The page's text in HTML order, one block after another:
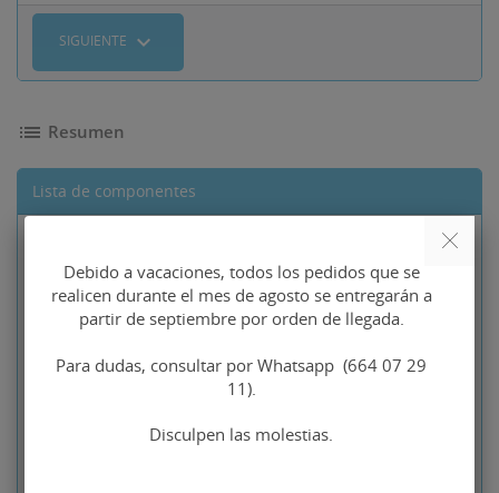
SIGUIENTE expand_more
list Resumen
Lista de componentes
muñecos plata
de ley
111,30 €
94,61 €
No seleccionado
personalización de sus
Debido a vacaciones, todos los pedidos que se
realicen durante el mes de agosto se entregarán a
partir de septiembre por orden de llegada.
Para dudas, consultar por Whatsapp (664 07 29
11).
Disculpen las molestias.